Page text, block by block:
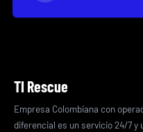
TI Rescue
Empresa Colombiana con
diferencial es un servicio 24/7